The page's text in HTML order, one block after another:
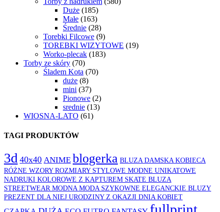
Duże (185)
Małe (163)
Średnie (28)
Torebki Filcowe (9)
TOREBKI WIZYTOWE (19)
Worko-plecak (183)
Torby ze skóry (70)
Śladem Kota (70)
duże (8)
mini (37)
Pionowe (2)
srednie (13)
WIOSNA-LATO (61)
TAGI PRODUKTÓW
3d 40x40 ANIME blogerka BLUZA DAMSKA KOBIECA
RÓŻNE WZORY ROZMIARY STYLOWE MODNE UNIKATOWE
NADRUKI KOLOROWE Z KAPTUREM SKATE BLUZA
STREETWEAR MODNA MODA SZYKOWNE ELEGANCKIE BLUZY
PREZENT DLA NIEJ URODZINY Z OKAZJI DNIA KOBIET